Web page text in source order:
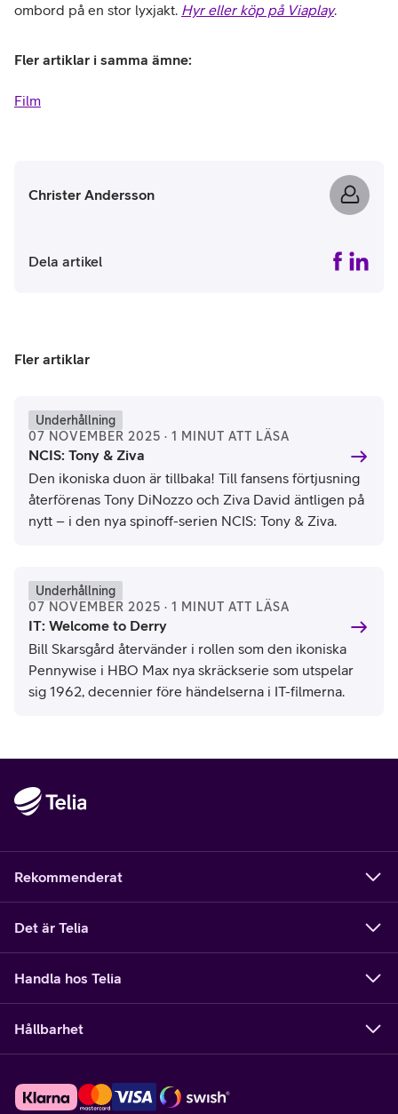
ombord på en stor lyxjakt. Hyr eller köp på Viaplay.
Fler artiklar i samma ämne:
Film
Christer Andersson
Dela artikel
Fler artiklar
Underhållning
07 NOVEMBER 2025 · 1 MINUT ATT LÄSA
NCIS: Tony & Ziva
Den ikoniska duon är tillbaka! Till fansens förtjusning
återförenas Tony DiNozzo och Ziva David äntligen på
nytt – i den nya spinoff-serien NCIS: Tony & Ziva.
Underhållning
07 NOVEMBER 2025 · 1 MINUT ATT LÄSA
IT: Welcome to Derry
Bill Skarsgård återvänder i rollen som den ikoniska
Pennywise i HBO Max nya skräckserie som utspelar
sig 1962, decennier före händelserna i IT-filmerna.
Rekommenderat
Det är Telia
Handla hos Telia
Hållbarhet